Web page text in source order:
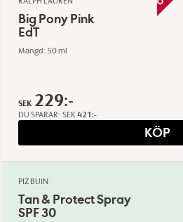
Big Pony Pink
EdT
Mängd: 50 ml
SEK 229:-
DU SPARAR: SEK 421:-
KÖP
PIZ BUIN
Tan & Protect Spray
SPF 30